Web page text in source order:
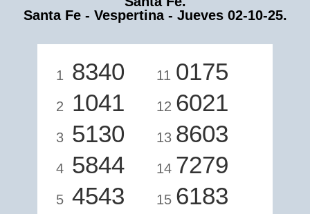
Santa Fe - Vespertina - Jueves 02-10-25.
1 8340
2 1041
3 5130
4 5844
5 4543
11 0175
12 6021
13 8603
14 7279
15 6183